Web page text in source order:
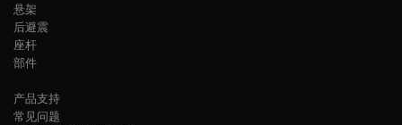
悬架
后避震
座杆
部件
产品支持
常见问题